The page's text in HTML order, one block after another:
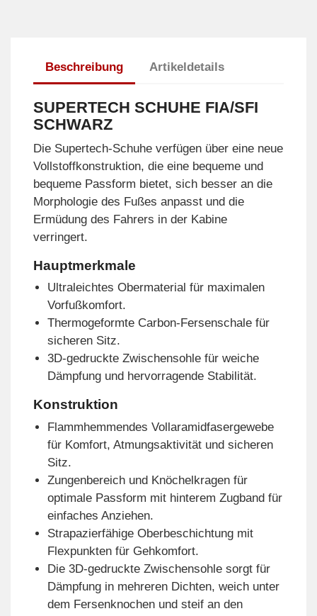
Beschreibung Artikeldetails
SUPERTECH SCHUHE FIA/SFI
SCHWARZ
Die Supertech-Schuhe verfügen über eine neue
Vollstoffkonstruktion, die eine bequeme und
bequeme Passform bietet, sich besser an die
Morphologie des Fußes anpasst und die
Ermüdung des Fahrers in der Kabine
verringert.
Hauptmerkmale
Ultraleichtes Obermaterial für maximalen
Vorfußkomfort.
Thermogeformte Carbon-Fersenschale für
sicheren Sitz.
3D-gedruckte Zwischensohle für weiche
Dämpfung und hervorragende Stabilität.
Konstruktion
Flammhemmendes Vollaramidfasergewebe
für Komfort, Atmungsaktivität und sicheren
Sitz.
Zungenbereich und Knöchelkragen für
optimale Passform mit hinterem Zugband für
einfaches Anziehen.
Strapazierfähige Oberbeschichtung mit
Flexpunkten für Gehkomfort.
Die 3D-gedruckte Zwischensohle sorgt für
Dämpfung in mehreren Dichten, weich unter
dem Fersenknochen und steif an den